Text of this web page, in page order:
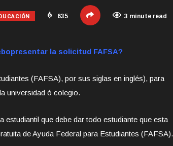
635 3 minute read
presentar la solicitud FAFSA?
(FAFSA), por sus siglas en inglés), para
universidad ó colegio.
que debe dar todo estudiante que esta
de Ayuda Federal para Estudiantes (FAFSA).